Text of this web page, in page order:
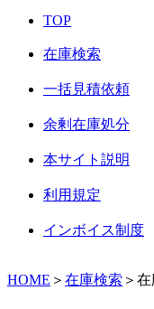
TOP
在庫検索
一括見積依頼
余剰在庫処分
本サイト説明
利用規定
インボイス制度
HOME ＞ 在庫検索 ＞